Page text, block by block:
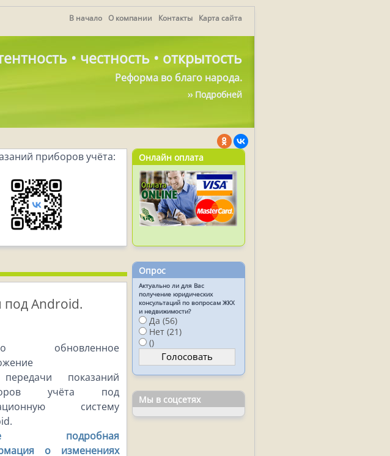
В начало О компании Контакты Карта сайта
• честность • открытость
Реформа во благо народа.
›› Подробней
приборов учёта:
Android.
обновленное
показаний
учёта под
систему
подробная
о изменениях
Онлайн оплата
Опрос
Актуально ли для Вас
получение юридических
консультаций по вопросам ЖКХ
и недвижимости?
Да (56)
Нет (21)
()
Мы в соцсетях